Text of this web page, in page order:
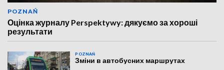
POZNAŃ
Оцінка журналу Perspektywy: дякуємо за хороші
результати
POZNAŃ
Зміни в автобусних маршрутах